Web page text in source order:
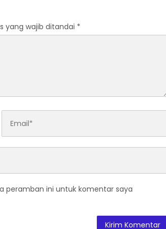
yang wajib ditandai *
peramban ini untuk komentar saya